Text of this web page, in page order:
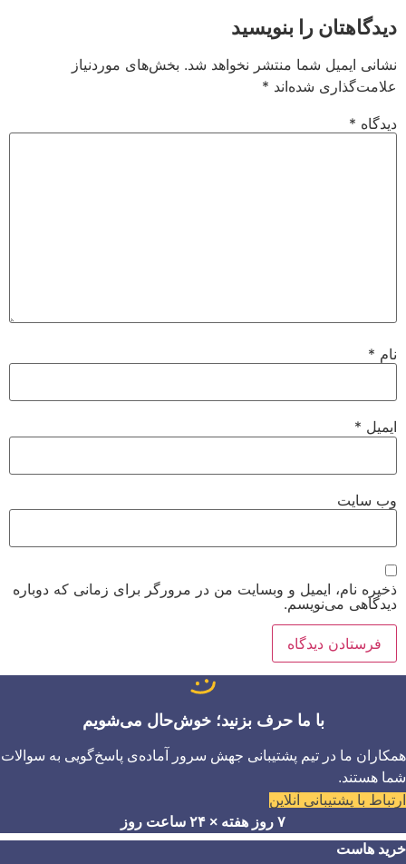
دیدگاهتان را بنویسید
نشانی ایمیل شما منتشر نخواهد شد. بخش‌های موردنیاز
علامت‌گذاری شده‌اند *
دیدگاه *
نام *
ایمیل *
وب‌ سایت
ذخیره نام، ایمیل و وبسایت من در مرورگر برای زمانی که دوباره
دیدگاهی می‌نویسم.
با ما حرف بزنید؛ خوش‌حال می‌شویم
همکاران ما در تیم پشتیبانی جهش سرور آماده‌ی پاسخ‌گویی به سوالات
شما هستند.
ارتباط با پشتیبانی آنلاین
۷ روز هفته × ۲۴ ساعت روز
خرید هاست